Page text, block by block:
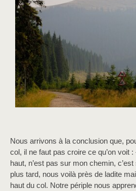
Nous arrivons à la conclusion que,
col, il ne faut pas croire ce qu’on voit
haut, n’est pas sur mon chemin,
plus tard, nous voilà près de ladite
haut du col. Notre périple nous